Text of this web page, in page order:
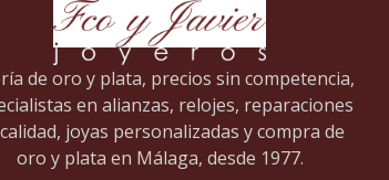
de oro y plata, precios sin competencia,
en alianzas, relojes, reparaciones
joyas personalizadas y compra de
oro y plata en Málaga, desde 1977.